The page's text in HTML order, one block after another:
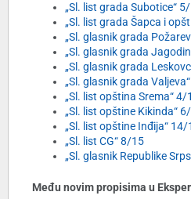
„Sl. list grada Subotice“
„Sl. list grada Šapca i
„Sl. glasnik grada
„Sl. glasnik grada
„Sl. glasnik grada
„Sl. glasnik grada
„Sl. list opština Srema“ 4/
„Sl. list opštine Kikinda“
„Sl. list opštine Inđija“ 14/
„Sl. list CG“ 8/15
„Sl. glasnik Republike
Među novim propisima u